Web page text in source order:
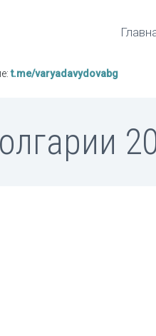
t.me/varyadavydovabg